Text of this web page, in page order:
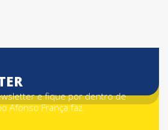
e fique por dentro de
Afonso França faz.